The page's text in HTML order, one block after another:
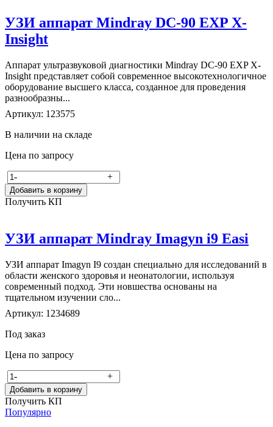
УЗИ аппарат Mindray DC-90 EXP X-
Insight
Аппарат ультразвуковой диагностики Mindray DC-90 EXP X-
Insight представляет собой современное высокотехнологичное
оборудование высшего класса, созданное для проведения
разнообразны...
Артикул: 123575
В наличии на складе
Цена по запросу
- +
Добавить в корзину
Получить КП
УЗИ аппарат Mindray Imagyn i9 Easi
УЗИ аппарат Imagyn I9 создан специально для исследований в
области женского здоровья и неонатологии, используя
современный подход. Эти новшества основаны на
тщательном изучении сло...
Артикул: 1234689
Под заказ
Цена по запросу
- +
Добавить в корзину
Получить КП
Популярно